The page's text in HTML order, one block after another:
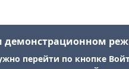
демонстрационном
перейти по кнопке